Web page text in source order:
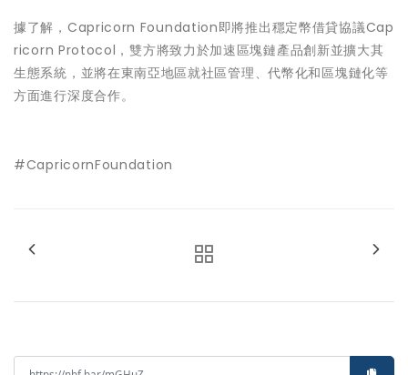
據了解，Capricorn Foundation即將推出穩定幣借貸協議Cap
ricorn Protocol，雙方將致力於加速區塊鏈產品創新並擴大其
生態系統，並將在東南亞地區就社區管理、代幣化和區塊鏈化等
方面進行深度合作。
#CapricornFoundation